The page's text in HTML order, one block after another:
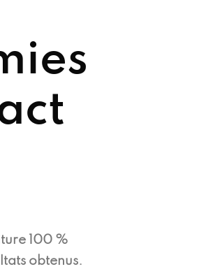
100 %
obtenus.